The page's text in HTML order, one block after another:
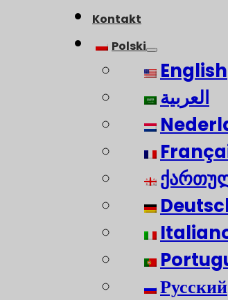
Kontakt
Polski
English
العربية
Русский